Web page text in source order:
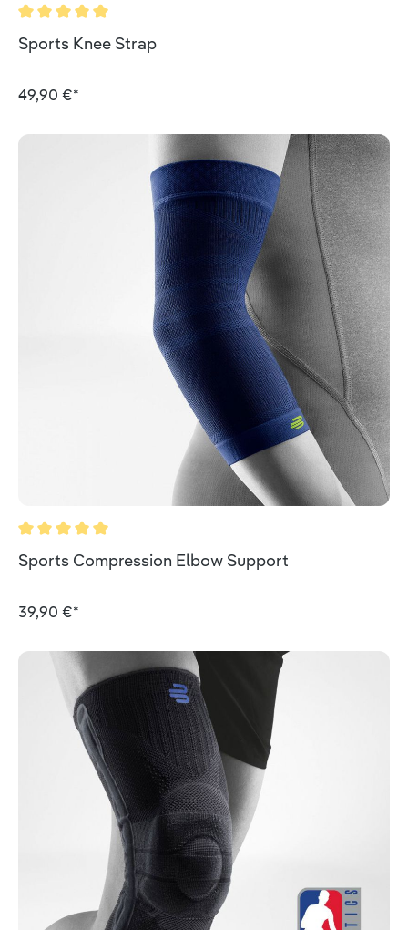
Valutazione media di 5 su 5 stelle
Sports Knee Strap
49,90 €*
Valutazione media di 5 su 5 stelle
Sports Compression Elbow Support
39,90 €*